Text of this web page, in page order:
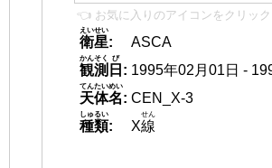
👈 お気に入りのアイコンをクリック
衛星
えいせい
:
ASCA
観測
かんそく
日
び
: 1995年02月01日 -
天体名
てんたいめい
: CEN_X-3
種類
しゅるい
: X線
せん